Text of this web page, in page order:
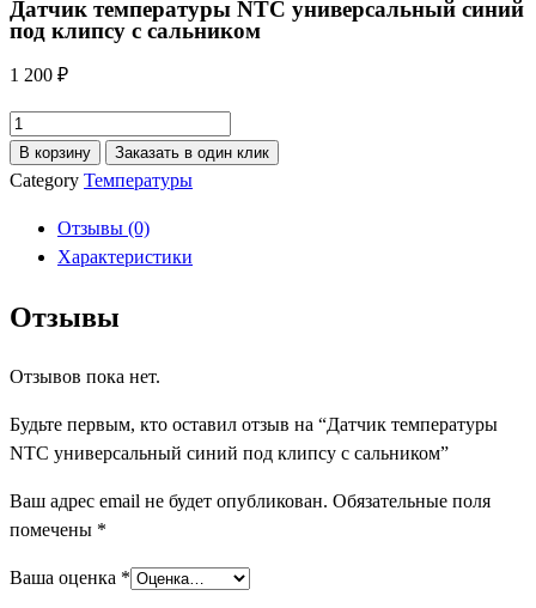
Датчик температуры NTC универсальный синий
под клипсу с сальником
1 200 ₽
Количество
товара
Датчик
NTC
универсальный
под
с
В корзину Заказать в один клик
Category Температуры
Отзывы (0)
Характеристики
Отзывы
Отзывов пока нет.
Будьте первым, кто оставил отзыв на “Датчик температуры
NTC универсальный синий под клипсу с сальником”
Ваш адрес email не будет опубликован. Обязательные поля
помечены *
Ваша оценка *